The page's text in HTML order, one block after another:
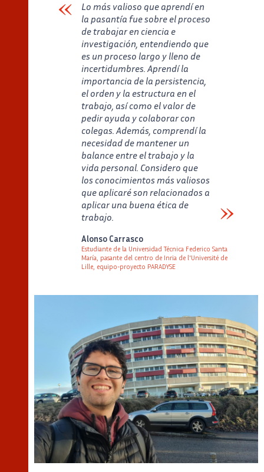
Lo más valioso que aprendí en
la pasantía fue sobre el proceso
de trabajar en ciencia e
investigación, entendiendo que
es un proceso largo y lleno de
incertidumbres. Aprendí la
importancia de la persistencia,
el orden y la estructura en el
trabajo, así como el valor de
pedir ayuda y colaborar con
colegas. Además, comprendí la
necesidad de mantener un
balance entre el trabajo y la
vida personal. Considero que
los conocimientos más valiosos
que aplicaré son relacionados a
aplicar una buena ética de
trabajo.
Alonso Carrasco
Estudiante de la Universidad Técnica Federico Santa
María, pasante del centro de Inria de l'Université de
Lille, equipo-proyecto PARADYSE